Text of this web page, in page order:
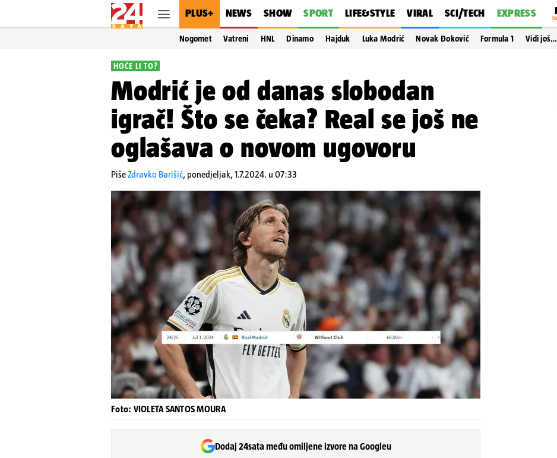
PLUS+ NEWS SHOW SPORT LIFE&STYLE VIRAL SCI/TECH EXPRESS
Nogomet Vatreni HNL Dinamo Hajduk Luka Modrić Novak Đoković Formula 1 Vidi još…
HOĆE LI TO?
Modrić je od danas slobodan
igrač! Što se čeka? Real se još ne
oglašava o novom ugovoru
PišeZdravko Barišić, ponedjeljak, 1.7.2024. u 07:33
Foto: VIOLETA SANTOS MOURA
Dodaj 24sata među omiljene izvore na Googleu